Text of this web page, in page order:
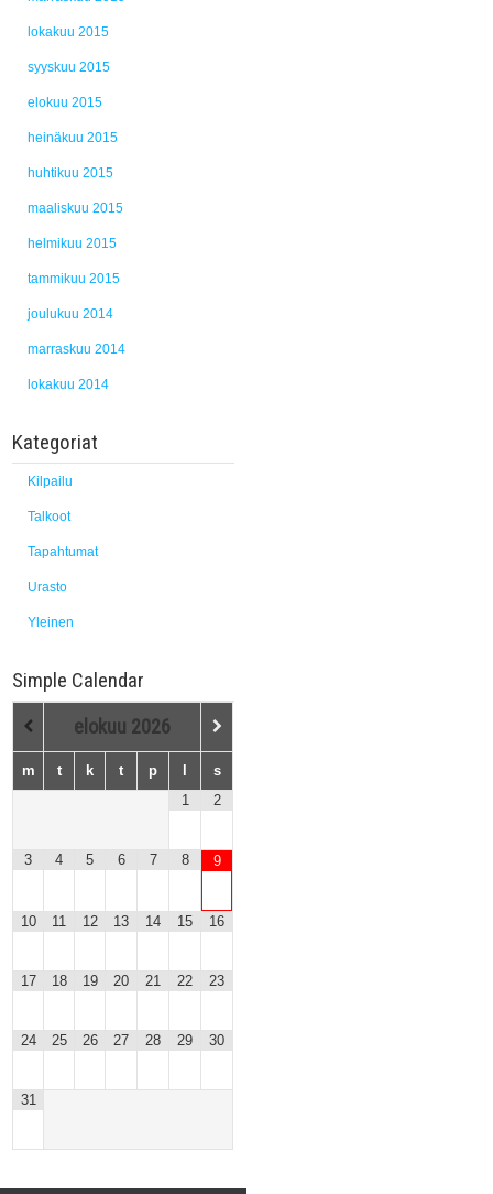
lokakuu 2015
syyskuu 2015
elokuu 2015
heinäkuu 2015
huhtikuu 2015
maaliskuu 2015
helmikuu 2015
tammikuu 2015
joulukuu 2014
marraskuu 2014
lokakuu 2014
Kategoriat
Kilpailu
Talkoot
Tapahtumat
Urasto
Yleinen
Simple Calendar
elokuu 2026
m t k t p
s
1
2
3 4 5 6 7 8 9
10 11 12 13 14 15 16
17 18 19 20 21 22 23
24 25 26 27 28 29 30
31